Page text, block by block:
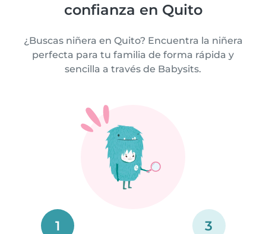
confianza en Quito
¿Buscas niñera en Quito? Encuentra la niñera
perfecta para tu familia de forma rápida y
sencilla a través de Babysits.
1 3